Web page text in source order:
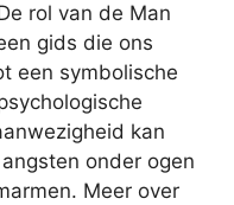
rol van de Man
gids die ons
een symbolische
kan
onder ogen
Meer over